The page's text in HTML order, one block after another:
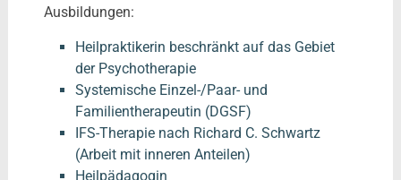
Ausbildungen:
Heilpraktikerin beschränkt auf das Gebiet
der Psychotherapie
Systemische Einzel-/Paar- und
Familientherapeutin (DGSF)
IFS-Therapie nach Richard C. Schwartz
(Arbeit mit inneren Anteilen)
Heilpädagogin